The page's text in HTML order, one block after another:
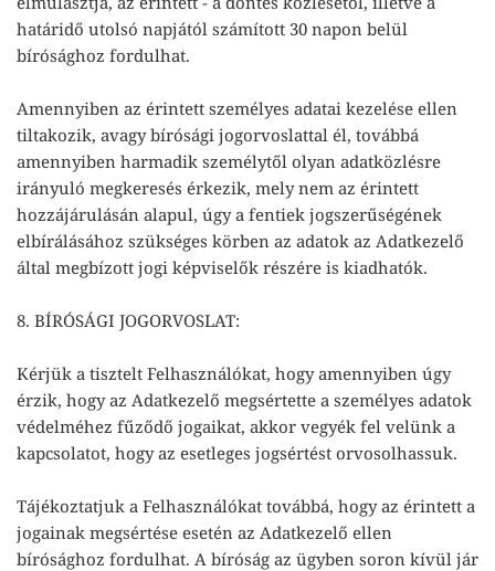
határidő utolsó napjától számított 30 napon belül
bírósághoz fordulhat.
Amennyiben az érintett személyes adatai kezelése ellen
tiltakozik, avagy bírósági jogorvoslattal él, továbbá
amennyiben harmadik személytől olyan adatközlésre
irányuló megkeresés érkezik, mely nem az érintett
hozzájárulásán alapul, úgy a fentiek jogszerűségének
elbírálásához szükséges körben az adatok az Adatkezelő
által megbízott jogi képviselők részére is kiadhatók.
8. BÍRÓSÁGI JOGORVOSLAT:
Kérjük a tisztelt Felhasználókat, hogy amennyiben úgy
érzik, hogy az Adatkezelő megsértette a személyes adatok
védelméhez fűződő jogaikat, akkor vegyék fel velünk a
kapcsolatot, hogy az esetleges jogsértést orvosolhassuk.
Tájékoztatjuk a Felhasználókat továbbá, hogy az érintett a
jogainak megsértése esetén az Adatkezelő ellen
bírósághoz fordulhat. A bíróság az ügyben soron kívül jár